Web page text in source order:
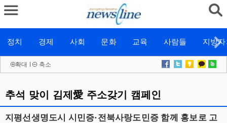
정치 경제 사회 문화 교육 사람들 지방
확대 l 축소
추석 맞이 김제愛 주소갖기 캠페인
지평선생명도시 시민증·전북사랑도민증 함께 홍보로 고